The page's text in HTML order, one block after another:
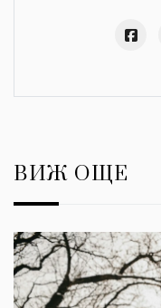
ВИЖ ОЩЕ